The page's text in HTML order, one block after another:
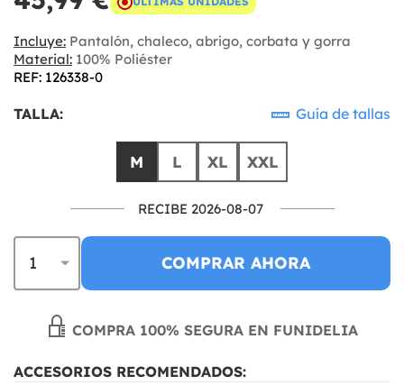
Incluye: Pantalón, chaleco, abrigo, corbata y gorra
Material: 100% Poliéster
REF: 126338-0
TALLA: Guía de tallas
M L XL XXL
RECIBE 2026-08-07
COMPRAR AHORA
COMPRA 100% SEGURA EN FUNIDELIA
ACCESORIOS RECOMENDADOS: